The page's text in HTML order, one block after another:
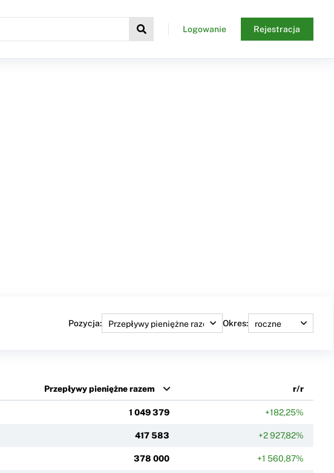
Logowanie Rejestracja
Pozycja: Okres:
Przepływy pieniężne razem r/r
1 049 379 +182,25%
417 583 +2 927,82%
378 000 +1 560,87%